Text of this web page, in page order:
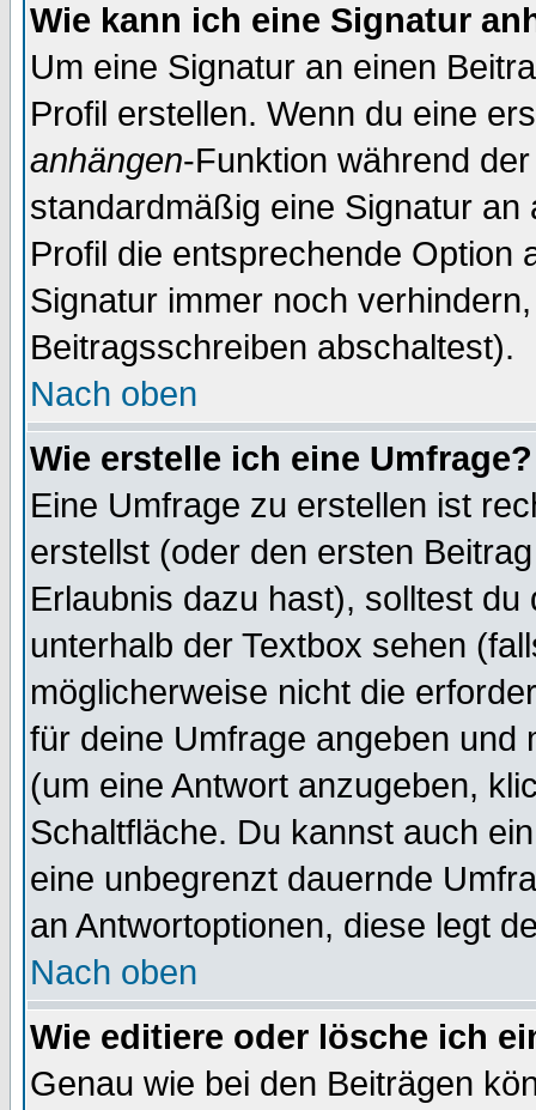
Wie kann ich eine Signatur
Um eine Signatur an einen
Profil erstellen. Wenn du eine
anhängen-Funktion während
standardmäßig eine Signatur
Profil die entsprechende Option
Signatur immer noch
Beitragsschreiben abschaltest).
Nach oben
Wie erstelle ich eine Umfrage?
Eine Umfrage zu erstellen ist
erstellst (oder den ersten
Erlaubnis dazu hast), solltest
unterhalb der Textbox sehen
möglicherweise nicht die
für deine Umfrage angeben und
(um eine Antwort anzugeben,
Schaltfläche. Du kannst auch
eine unbegrenzt dauernde
an Antwortoptionen, diese legt
Nach oben
Wie editiere oder lösche ich
Genau wie bei den Beiträgen